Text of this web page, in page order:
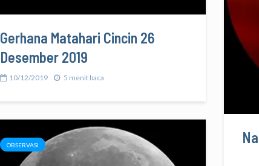
Gerhana Matahari Cincin 26
Desember 2019
10/12/2019 5 menit baca
OBSERVASI